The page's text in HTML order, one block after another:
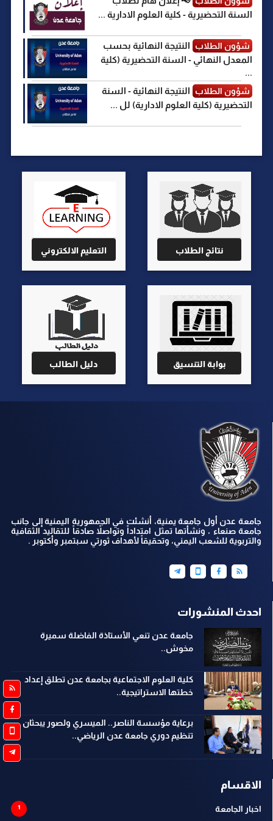
السنة التحضيرية - كلية العلوم الادارية ...
شؤون الطلاب
النتيجة النهائية بحسب
المعدل النهائي - السنة التحضيرية (كلية
...
شؤون الطلاب
النتيجة النهائية - السنة
التحضيرية (كلية العلوم الادارية) لل ...
نتائج الطلاب التعليم الالكتروني
بوابة التنسيق دليل الطالب
جامعة عدن أول جامعة يمنية، أنشئت في الجمهورية اليمنية إلى جانب
جامعة صنعاء ، ونشأتها تمثل امتداداً وتواصلاً صادقاً للتقاليد الثقافية
والتربوية للشعب اليمني، وتحقيقاً لأهداف ثورتي سبتمبر وأكتوبر .
احدث المنشورات
جامعة عدن تنعي الأستاذة الفاضلة سميرة
مخوش..
كلية العلوم الاجتماعية بجامعة عدن تطلق إعداد
خطتها الاستراتيجية..
برعاية مؤسسة الناصر.. الميسري ولصور يبحثان
تنظيم دوري جامعة عدن الرياضي..
الاقسام
اخبار الجامعة